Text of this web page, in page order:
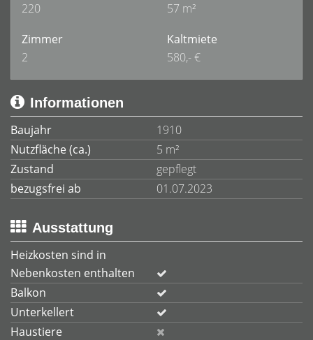
220
57 m²
Zimmer
2
Kaltmiete
580,- €
Informationen
Baujahr
1910
Nutzfläche (ca.)
5 m²
Zustand
gepflegt
bezugsfrei ab
01.07.2023
Ausstattung
Heizkosten sind in
Nebenkosten enthalten
Balkon
Unterkellert
Haustiere